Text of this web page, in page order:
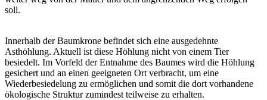
soll.
Innerhalb der Baumkrone befindet sich eine ausgedehnte
Asthöhlung. Aktuell ist diese Höhlung nicht von einem Tier
besiedelt. Im Vorfeld der Entnahme des Baumes wird die Höhlung
gesichert und an einen geeigneten Ort verbracht, um eine
Wiederbesiedelung zu ermöglichen und somit die dort vorhandene
ökologische Struktur zumindest teilweise zu erhalten.